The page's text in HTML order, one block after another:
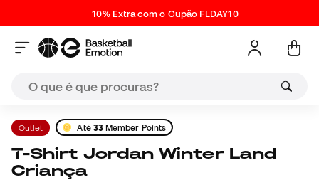
10% Extra com o Cupão FLDAY10
Outlet Até 33Member Points
T-Shirt Jordan Winter Land
Criança